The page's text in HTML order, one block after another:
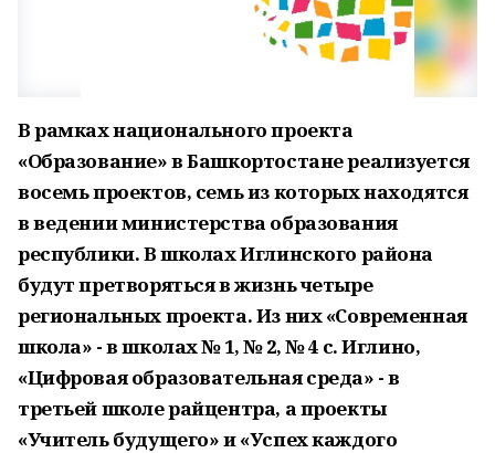
В рамках национального проекта
«Образование» в Башкортостане реализуется
восемь проектов, семь из которых находятся
в ведении министерства образования
республики. В школах Иглинского района
будут претворяться в жизнь четыре
региональных проекта. Из них «Современная
школа» - в школах № 1, № 2, № 4 с. Иглино,
«Цифровая образовательная среда» - в
третьей школе райцентра, а проекты
«Учитель будущего» и «Успех каждого